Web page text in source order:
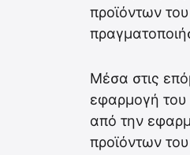
προϊόντων
Μέσα στις
εφαρμογή του
από την
προϊόντων